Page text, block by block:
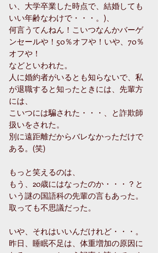
い、大学卒業した時点で、結婚しても
いい年齢なわけで・・・。)、
何言うてんねん！こいつなんかバーゲ
ンセールや！50％オフや！いや、70％
オフや！
などといわれた。
人に婚約者がいるとも知らないで、私
が退職すると知ったときには、先輩方
には、
こいつには騙された・・・、と詐欺師
扱いをされた。
別に遠距離だからバレなかっただけで
ある。(笑)
もっと笑えるのは、
もう、20歳にはなったのか・・・？と
いう謎の国語科の先輩の言もあった。
取っても不思議だった。
いや、それはいいんだけれど・・・。
昨日、睡眠不足は、体重増加の原因に